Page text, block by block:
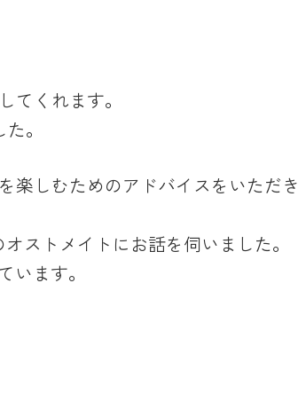
てくれます。
。
楽しむためのアドバイスをいただき
ストメイトにお話を伺いました。
います。